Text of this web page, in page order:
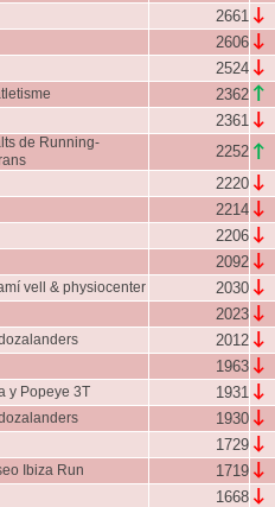
2661 ↓
2606 ↓
2524 ↓
2362 ↑
2361 ↓
de Running-
2252 ↑
2220 ↓
2214 ↓
2206 ↓
2092 ↓
vell & physiocenter 2030 ↓
2023 ↓
2012 ↓
1963 ↓
y Popeye 3T 1931 ↓
1930 ↓
1729 ↓
Ibiza Run 1719 ↓
1668 ↓